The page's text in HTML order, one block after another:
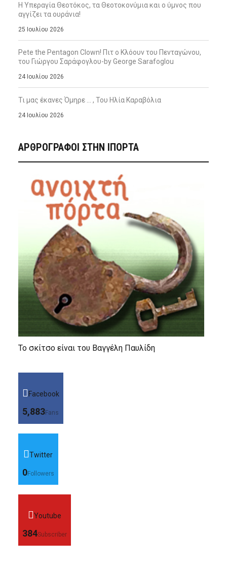
Η Υπεραγία Θεοτόκος, τα Θεοτοκονύμια και ο ύμνος που
αγγίζει τα ουράνια!
25 Ιουλίου 2026
Pete the Pentagon Clown! Πιτ ο Κλόουν του Πενταγώνου,
του Γιώργου Σαράφογλου-by George Sarafoglou
24 Ιουλίου 2026
Τι μας έκανες Όμηρε … , Του Ηλία Καραβόλια
24 Ιουλίου 2026
ΑΡΘΡΟΓΡΑΦΟΙ ΣΤΗΝ IΠΟΡΤΑ
Το σκίτσο είναι του Βαγγέλη Παυλίδη
Facebook
5,883Fans
Twitter
0Followers
Youtube
384Subscriber